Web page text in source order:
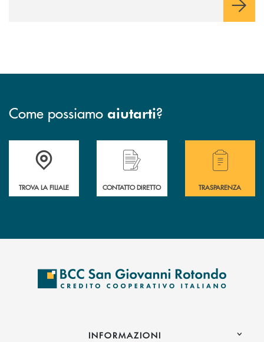
Come possiamo aiutarti?
Accedi all' elenco completo delle filiali della BCC San Giovanni
TROVA LA FILIALE
Hai bisogno di assistenza immediata?
CONTATTO DIRETTO
Hai bisogno di
TRASPARENZA
INFORMAZIONI